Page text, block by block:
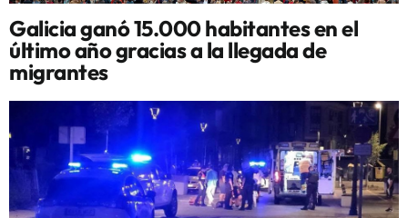
Galicia ganó 15.000 habitantes en el
último año gracias a la llegada de
migrantes